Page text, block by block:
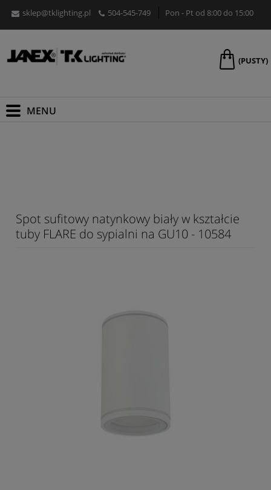
sklep@tklighting.pl 504-545-749 Pon - Pt od 8:00 do 15:00
(PUSTY)
Spot sufitowy natynkowy biały w kształcie
tuby FLARE do sypialni na GU10 - 10584